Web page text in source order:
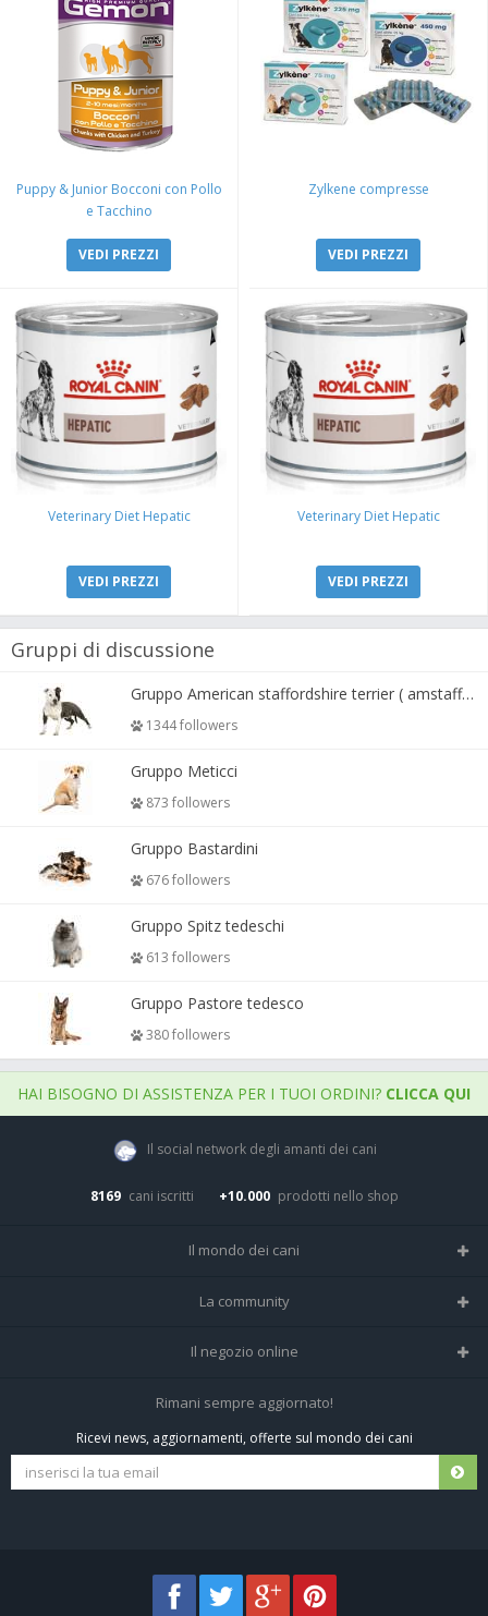
Puppy & Junior Bocconi con Pollo
e Tacchino
VEDI PREZZI
Zylkene compresse
VEDI PREZZI
Veterinary Diet Hepatic
VEDI PREZZI
Veterinary Diet Hepatic
VEDI PREZZI
Gruppi di discussione
Gruppo American staffordshire terrier ( amstaff, amastaff )
1344 followers
Gruppo Meticci
873 followers
Gruppo Bastardini
676 followers
Gruppo Spitz tedeschi
613 followers
Gruppo Pastore tedesco
380 followers
HAI BISOGNO DI ASSISTENZA PER I TUOI ORDINI? CLICCA QUI
Il social network degli amanti dei cani
8169 cani iscritti +10.000 prodotti nello shop
Il mondo dei cani
Tutte le razze
La community
Home
Tutti i cani iscritti
Il negozio online
Negozio per cani
Spedizioni e resi
Rimani sempre aggiornato!
Ricevi news, aggiornamenti, offerte sul mondo dei cani